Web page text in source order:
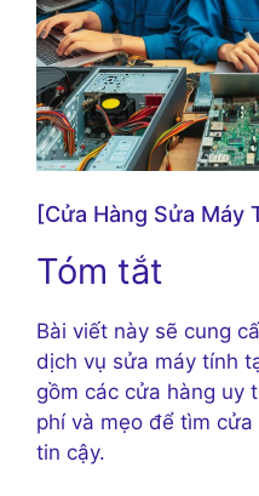
[Cửa Hàng Sửa Máy
Tóm tắt
Bài viết này sẽ cung
dịch vụ sửa máy tính
gồm các cửa hàng uy
phí và mẹo để tìm
tin cậy.